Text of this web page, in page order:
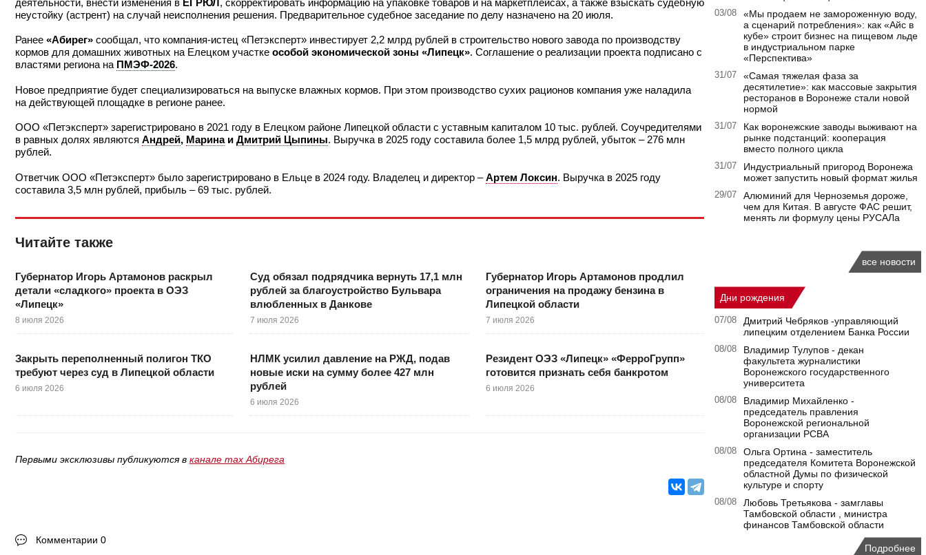
неустойку (астрент) на случай неисполнения решения. Предварительное судебное заседание по делу назначено на 20 июля.
Ранее «Абирег» сообщал, что компания-истец «Петэксперт» инвестирует 2,2 млрд рублей в строительство нового завода по производству
кормов для домашних животных на Елецком участке особой экономической зоны «Липецк». Соглашение о реализации проекта подписано с
властями региона на ПМЭФ-2026.
Новое предприятие будет специализироваться на выпуске влажных кормов. При этом производство сухих рационов компания уже наладила
на действующей площадке в регионе ранее.
ООО «Петэксперт» зарегистрировано в 2021 году в Елецком районе Липецкой области с уставным капиталом 10 тыс. рублей. Соучредителями
в равных долях являются Андрей, Маринаи Дмитрий Цыпины. Выручка в 2025 году составила более 1,5 млрд рублей, убыток – 276 млн
рублей.
Ответчик ООО «Петэксперт» было зарегистрировано в Ельце в 2024 году. Владелец и директор –Артем Локсин. Выручка в 2025 году
составила 3,5 млн рублей, прибыль – 69 тыс. рублей.
Читайте также
Губернатор Игорь Артамонов раскрыл
детали «сладкого» проекта в ОЭЗ
«Липецк»
8 июля 2026
Суд обязал подрядчика вернуть 17,1 млн
рублей за благоустройство Бульвара
влюбленных в Данкове
7 июля 2026
Губернатор Игорь Артамонов продлил
ограничения на продажу бензина в
Липецкой области
7 июля 2026
Закрыть переполненный полигон ТКО
требуют через суд в Липецкой области
6 июля 2026
НЛМК усилил давление на РЖД, подав
новые иски на сумму более 427 млн
рублей
6 июля 2026
Резидент ОЭЗ «Липецк» «ФерроГрупп»
готовится признать себя банкротом
6 июля 2026
Первыми эксклюзивы публикуются в канале max Абирега
Комментарии 0
03/08
«Мы продаем не замороженную воду,
а сценарий потребления»: как «Айс в
кубе» строит бизнес на пищевом льде
в индустриальном парке
«Перспектива»
31/07
«Самая тяжелая фаза за
десятилетие»: как массовые закрытия
ресторанов в Воронеже стали новой
нормой
31/07
Как воронежские заводы выживают на
рынке подстанций: кооперация
вместо полного цикла
31/07
Индустриальный пригород Воронежа
может запустить новый формат жилья
29/07
Алюминий для Черноземья дороже,
чем для Китая. В августе ФАС решит,
менять ли формулу цены РУСАЛа
все новости
Дни рождения
07/08
Дмитрий Чебряков -управляющий
липецким отделением Банка России
08/08
Владимир Тулупов - декан
факультета журналистики
Воронежского государственного
университета
08/08
Владимир Михайленко -
председатель правления
Воронежской региональной
организации РСВА
08/08
Ольга Ортина - заместитель
председателя Комитета Воронежской
областной Думы по физической
культуре и спорту
08/08
Любовь Третьякова - замглавы
Тамбовской области , министра
финансов Тамбовской области
Подробнее